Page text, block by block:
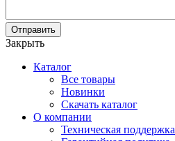
Отправить
Закрыть
Каталог
Все товары
Новинки
Скачать каталог
О компании
Техническая поддержка